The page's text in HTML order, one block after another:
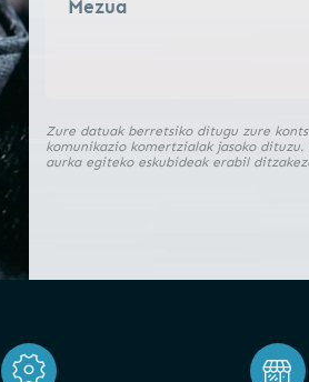
Zure datuak berretsiko ditugu zure
komunikazio komertzialak jasoko
aurka egiteko eskubideak erabil